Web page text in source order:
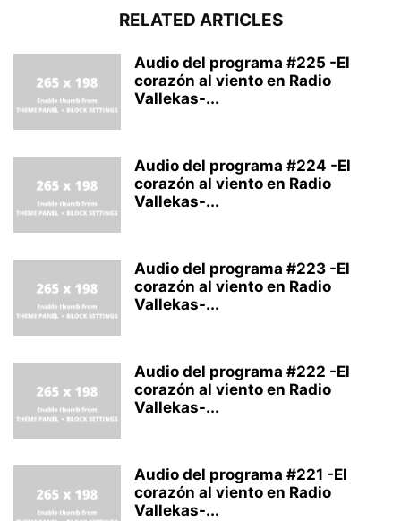
RELATED ARTICLES
Audio del programa #225 -El
corazón al viento en Radio
Vallekas-...
Audio del programa #224 -El
corazón al viento en Radio
Vallekas-...
Audio del programa #223 -El
corazón al viento en Radio
Vallekas-...
Audio del programa #222 -El
corazón al viento en Radio
Vallekas-...
Audio del programa #221 -El
corazón al viento en Radio
Vallekas-...